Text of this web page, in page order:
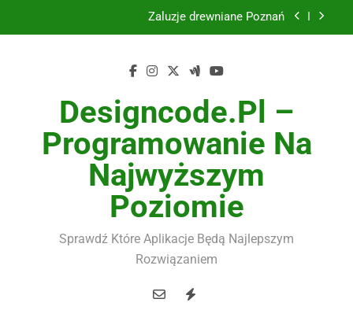
Żaluzje drewniane Poznań
Utylizacja odpadów Lublin
Żaluzje drewniane Poznań
Instalacje elektryczne Gdańsk
Designcode.pl –
Programowanie Na
Najwyższym
Poziomie
Sprawdź Które Aplikacje Będą Najlepszym
Rozwiązaniem